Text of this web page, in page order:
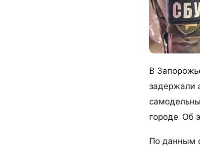
В
задержали
городе. Об
По данным